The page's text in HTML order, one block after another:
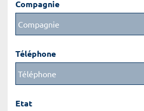
Compagnie
Téléphone
Etat